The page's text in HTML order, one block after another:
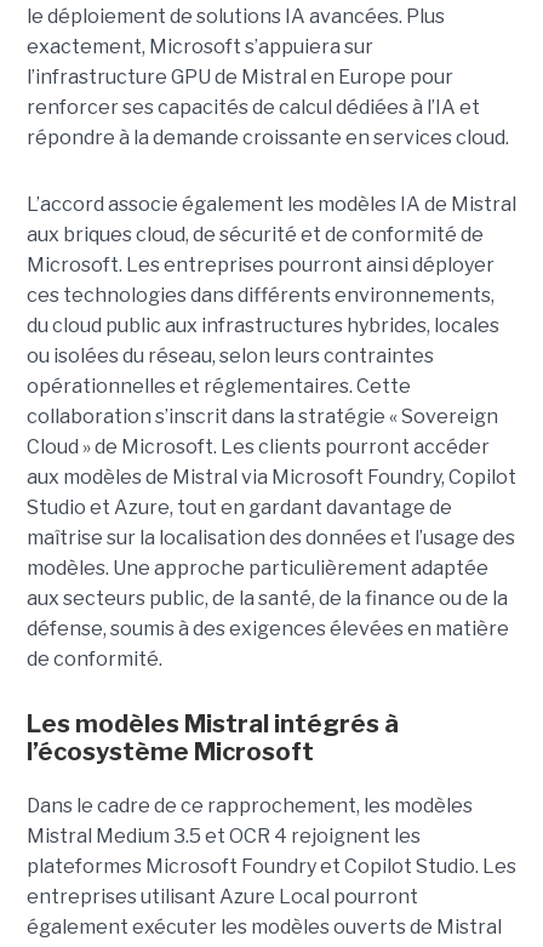
le déploiement de solutions IA avancées. Plus
exactement, Microsoft s’appuiera sur
l’infrastructure GPU de Mistral en Europe pour
renforcer ses capacités de calcul dédiées à l’IA et
répondre à la demande croissante en services cloud.
L’accord associe également les modèles IA de Mistral
aux briques cloud, de sécurité et de conformité de
Microsoft. Les entreprises pourront ainsi déployer
ces technologies dans différents environnements,
du cloud public aux infrastructures hybrides, locales
ou isolées du réseau, selon leurs contraintes
opérationnelles et réglementaires. Cette
collaboration s’inscrit dans la stratégie « Sovereign
Cloud » de Microsoft. Les clients pourront accéder
aux modèles de Mistral via Microsoft Foundry, Copilot
Studio et Azure, tout en gardant davantage de
maîtrise sur la localisation des données et l’usage des
modèles. Une approche particulièrement adaptée
aux secteurs public, de la santé, de la finance ou de la
défense, soumis à des exigences élevées en matière
de conformité.
Les modèles Mistral intégrés à
l’écosystème Microsoft
Dans le cadre de ce rapprochement, les modèles
Mistral Medium 3.5 et OCR 4 rejoignent les
plateformes Microsoft Foundry et Copilot Studio. Les
entreprises utilisant Azure Local pourront
également exécuter les modèles ouverts de Mistral